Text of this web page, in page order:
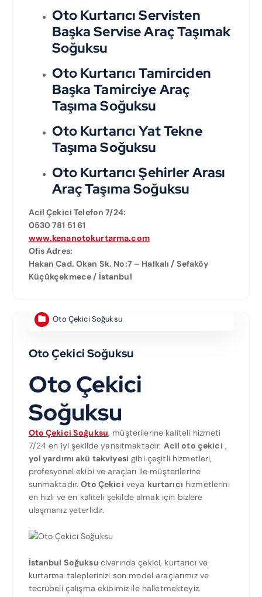
Oto Kurtarıcı Servisten
Başka Servise Araç Taşımak
Soğuksu
Oto Kurtarıcı Tamirciden
Başka Tamirciye Araç
Taşıma Soğuksu
Oto Kurtarıcı Yat Tekne
Taşıma Soğuksu
Oto Kurtarıcı Şehirler Arası
Araç Taşıma Soğuksu
Acil Çekici Telefon 7/24:
0530 781 51 61
www.kenanotokurtarma.com
Ofis Adres:
Hakan Cad. Okan Sk. No:7 – Halkalı / Sefaköy
Küçükçekmece / İstanbul
Oto Çekici Soğuksu
Oto Çekici Soğuksu
Oto Çekici
Soğuksu
Oto Çekici Soğuksu, müşterilerine kaliteli hizmeti
7/24 en iyi şekilde yansıtmaktadır. Acil oto çekici ,
yol yardımı akü takviyesi gibi çeşitli hizmetleri,
profesyonel ekibi ve araçları ile müşterilerine
sunmaktadır.Oto Çekici veya kurtarıcı hizmetlerini
en hızlı ve en kaliteli şekilde almak için bizlere
ulaşmanız yeterlidir.
İstanbul Soğuksu civarında çekici, kurtarıcı ve
kurtarma taleplerinizi son model araçlarımız ve
tecrübeli çalışma ekibimiz ile halletmekteyiz.